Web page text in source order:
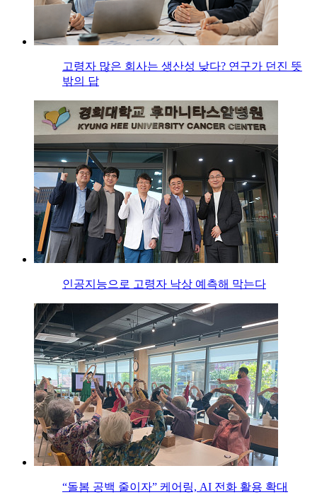
고령자 많은 회사는 생산성 낮다? 연구가 던진 뜻
밖의 답
인공지능으로 고령자 낙상 예측해 막는다
“돌봄 공백 줄이자” 케어링, AI 전화 활용 확대